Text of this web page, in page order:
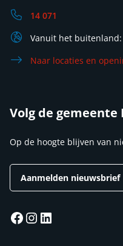
14 071
Vanuit het buitenland:
Naar locaties en
Volg de gemeente
Op de hoogte blijven van
Aanmelden nieuwsbrief
Facebook
Instagram
LinkedIn